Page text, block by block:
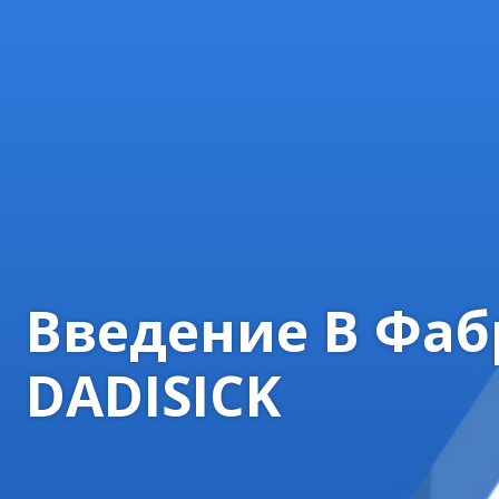
Введение В
DADISICK